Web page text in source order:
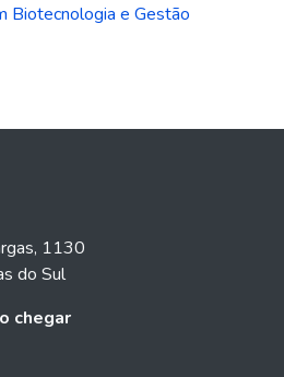
Biotecnologia e Gestão
1130
do Sul
chegar